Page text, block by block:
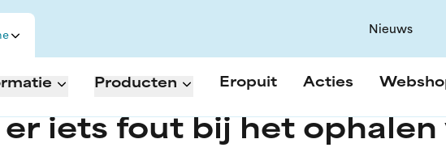
Nieuws
Producten Eropuit Acties
er iets fout bij het ophalen